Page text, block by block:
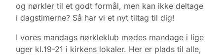
og nørkler til et godt formål, men kan ikke deltage
i dagstimerne? Så har vi et nyt tiltag til dig!
I vores mandags nørkleklub mødes mandage i lige
uger kl.19-21 i kirkens lokaler. Her er plads til alle,